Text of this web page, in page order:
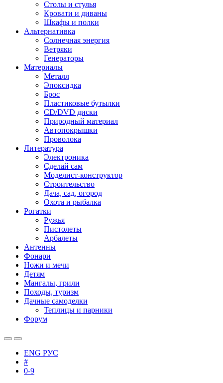
Столы и стулья
Кровати и диваны
Шкафы и полки
Альтернативка
Солнечная энергия
Ветряки
Генераторы
Материалы
Металл
Эпоксидка
Брос
Пластиковые бутылки
CD/DVD диски
Природный материал
Автопокрышки
Проволока
Литература
Электроника
Сделай сам
Моделист-конструктор
Строительство
Дача, сад, огород
Охота и рыбалка
Рогатки
Ружья
Пистолеты
Арбалеты
Антенны
Фонари
Ножи и мечи
Детям
Мангалы, грили
Походы, туризм
Дачные самоделки
Теплицы и парники
Форум
ENG РУС
#
0-9